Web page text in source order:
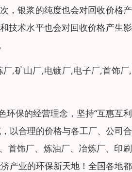
，银浆的纯度也会对回收价格
技术水平也会对回收价格产生
,矿山厂,电镀厂,电子厂,首饰厂
环保的经营理念，坚持“互惠互
以合理的价格与各工厂、公司
首饰厂、炼油厂、冶炼厂、印
产业的环保新天地！全国各地